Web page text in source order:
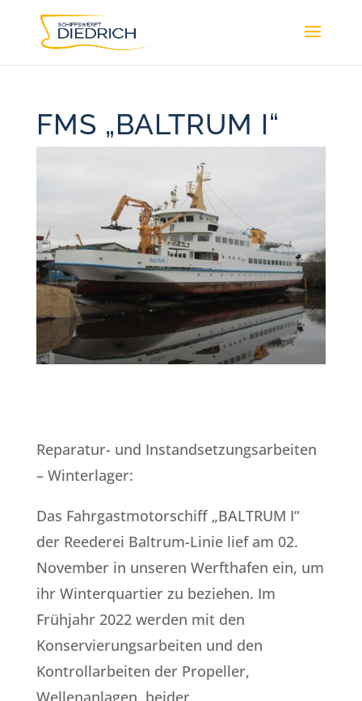
FMS „BALTRUM I“
Reparatur- und Instandsetzungsarbeiten
– Winterlager:
Das Fahrgastmotorschiff „BALTRUM I“
der Reederei Baltrum-Linie lief am 02.
November in unseren Werfthafen ein, um
ihr Winterquartier zu beziehen. Im
Frühjahr 2022 werden mit den
Konservierungsarbeiten und den
Kontrollarbeiten der Propeller,
Wellenanlagen, beider